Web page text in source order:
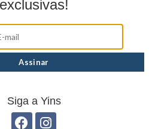
LÁPIS DE COR ECO
exclusivas!
Siga a Yins